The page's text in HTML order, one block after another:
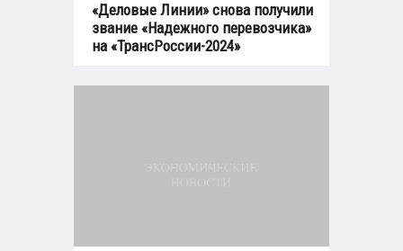
«Деловые Линии» снова получили
звание «Надежного перевозчика»
на «ТрансРоссии-2024»